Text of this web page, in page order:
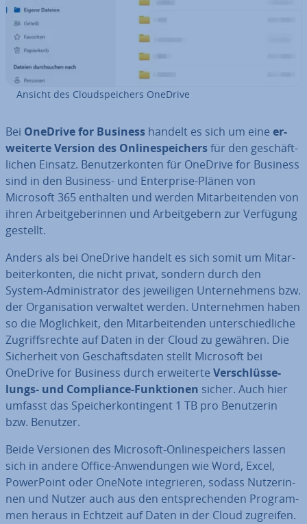
Ansicht des Cloud­spei­chers OneDrive
Bei OneDrive for Business handelt es sich um eine er­
wei­ter­te Version des On­line­spei­chersfür den ge­schäft­
li­chen Einsatz. Be­nut­zer­kon­ten für OneDrive for Business
sind in den Business- und En­ter­pri­se-Plänen von
Microsoft 365 enthalten und werden Mit­ar­bei­ten­den von
ihren Ar­beit­ge­be­rin­nen und Ar­beit­ge­bern zur Verfügung
gestellt.
Anders als bei OneDrive handelt es sich somit um Mit­ar­
bei­ter­kon­ten, die nicht privat, sondern durch den
System-Ad­mi­nis­tra­tor des je­wei­li­gen Un­ter­neh­mens bzw.
der Or­ga­ni­sa­ti­on verwaltet werden. Un­ter­neh­men haben
so die Mög­lich­keit, den Mit­ar­bei­ten­den un­ter­schied­li­che
Zu­griffs­rech­te auf Daten in der Cloud zu gewähren. Die
Si­cher­heit von Ge­schäfts­da­ten stellt Microsoft bei
OneDrive for Business durch er­wei­ter­te Ver­schlüs­se­
lungs- und Com­pli­ance-Funk­tio­nen sicher. Auch hier
umfasst das Spei­cher­kon­tin­gent 1 TB pro Be­nut­ze­rin
bzw. Benutzer.
Beide Versionen des Microsoft-On­line­spei­chers lassen
sich in andere Office-An­wen­dun­gen wie Word, Excel,
Power­Point oder OneNote in­te­grie­ren, sodass Nut­ze­rin­
nen und Nutzer auch aus den ent­spre­chen­den Pro­gram­
men heraus in Echtzeit auf Daten in der Cloud zugreifen.